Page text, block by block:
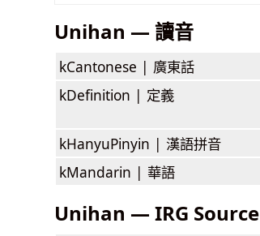
Unihan — 讀音
kCantonese | 廣東話
kDefinition | 定義
kHanyuPinyin | 漢語拼音
kMandarin | 華語
Unihan — IRG Source